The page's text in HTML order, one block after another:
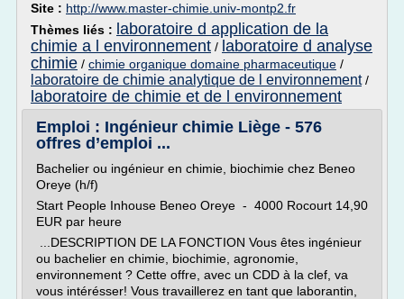
Site : http://www.master-chimie.univ-montp2.fr
Thèmes liés : laboratoire d application de la
chimie a l environnement / laboratoire d analyse
chimie / chimie organique domaine pharmaceutique /
laboratoire de chimie analytique de l environnement/
laboratoire de chimie et de l environnement
Emploi : Ingénieur chimie Liège - 576
offres d’emploi ...
Bachelier ou ingénieur en chimie, biochimie chez Beneo
Oreye (h/f)
Start People Inhouse Beneo Oreye - 4000 Rocourt 14,90
EUR par heure
...DESCRIPTION DE LA FONCTION Vous êtes ingénieur
ou bachelier en chimie, biochimie, agronomie,
environnement ? Cette offre, avec un CDD à la clef, va
vous intérésser! Vous travaillerez en tant que laborantin,